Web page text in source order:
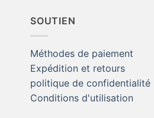
SOUTIEN
Méthodes de paiement
Expédition et retours
politique de confidentialité
Conditions d'utilisation